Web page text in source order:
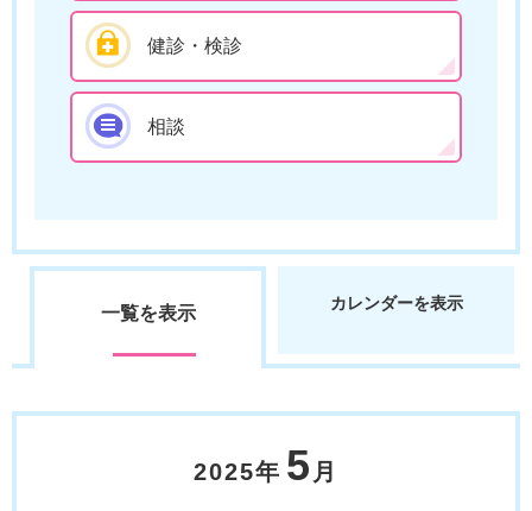
健診・検診
相談
一覧を表示 カレンダーを表示
2025年 5 月